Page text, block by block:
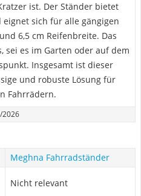
ist. Der Ständer bietet
sich für alle gängigen
6,5 cm Reifenbreite. Das
sei es im Garten oder auf dem
Insgesamt ist dieser
und robuste Lösung für
Fahrrädern.
2026
Meghna Fahrradständer
Nicht relevant